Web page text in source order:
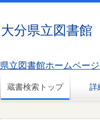
大分県立図書
県立図書館ホームペー
蔵書検索トップ 詳